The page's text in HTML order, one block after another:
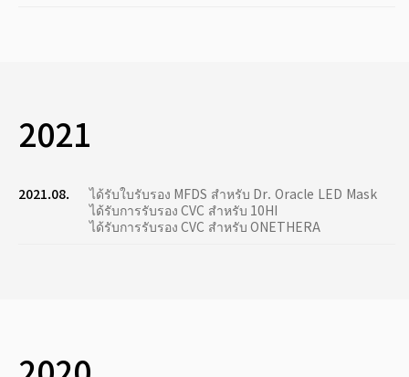
2021
2021.08.
ได้รับใบรับรอง MFDS สำหรับ Dr. Oracle LED Mask
ได้รับการรับรอง CVC สำหรับ 10HI
ได้รับการรับรอง CVC สำหรับ ONETHERA